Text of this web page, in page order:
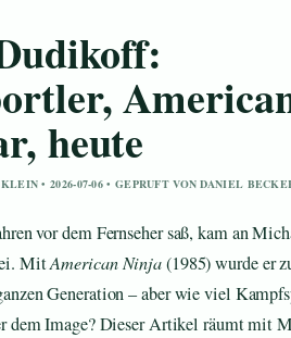
heute
• 2026-07-06 • GEPRUFT VON DANIEL
vor dem Fernseher saß, kam an
MitAmerican Ninja(1985) wurde er
Generation – aber wie viel
dem Image? Dieser Artikel räumt mit